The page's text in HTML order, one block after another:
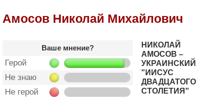
Амосов Николай Михайлович
Ваше мнение?
Герой
Не знаю
Не герой
НИКОЛАЙ
АМОСОВ –
УКРАИНСКИЙ
"ИИСУС
ДВАДЦАТОГО
СТОЛЕТИЯ"